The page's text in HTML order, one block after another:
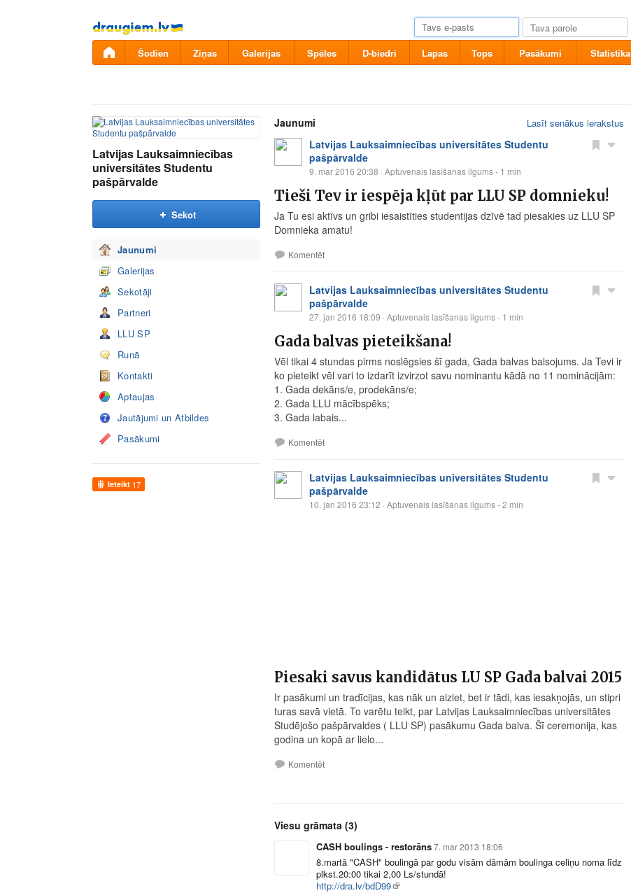
Pāriet
uz
saturu
Šodien Ziņas Galerijas Spēles D-biedri Lapas Tops Pasākumi Statistika
Latvijas Lauksaimniecības
universitātes Studentu
pašpārvalde
Sekot
Jaunumi
Galerijas
Sekotāji
Partneri
LLU SP
Runā
Kontakti
Aptaujas
Jautājumi un Atbildes
Pasākumi
Ieteikt 17
Jaunumi Lasīt senākus ierakstus
Latvijas Lauksaimniecības universitātes Studentu
pašpārvalde
9. mar 2016 20:38 · Aptuvenais lasīšanas ilgums - 1 min
Tieši Tev ir iespēja kļūt par LLU SP domnieku!
Ja Tu esi aktīvs un gribi iesaistīties studentijas dzīvē tad piesakies uz LLU SP
Domnieka amatu!
Komentēt
Latvijas Lauksaimniecības universitātes Studentu
pašpārvalde
27. jan 2016 18:09 · Aptuvenais lasīšanas ilgums - 1 min
Gada balvas pieteikšana!
Vēl tikai 4 stundas pirms noslēgsies šī gada, Gada balvas balsojums. Ja Tevi ir
ko pieteikt vēl vari to izdarīt izvirzot savu nominantu kādā no 11 nominācijām:
1. Gada dekāns/e, prodekāns/e;
2. Gada LLU mācībspēks;
3. Gada labais...
Komentēt
Latvijas Lauksaimniecības universitātes Studentu
pašpārvalde
10. jan 2016 23:12 · Aptuvenais lasīšanas ilgums - 2 min
Piesaki savus kandidātus LU SP Gada balvai 2015
Ir pasākumi un tradīcijas, kas nāk un aiziet, bet ir tādi, kas iesakņojās, un stipri
turas savā vietā. To varētu teikt, par Latvijas Lauksaimniecības universitātes
Studējošo pašpārvaldes ( LLU SP) pasākumu Gada balva. Šī ceremonija, kas
godina un kopā ar lielo...
Komentēt
Viesu grāmata (3)
CASH boulings - restorāns7. mar 2013 18:06
8.martā "CASH" boulingā par godu visām dāmām boulinga celiņu noma līdz
plkst.20:00 tikai 2,00 Ls/stundā!
http://dra.lv/bdD99